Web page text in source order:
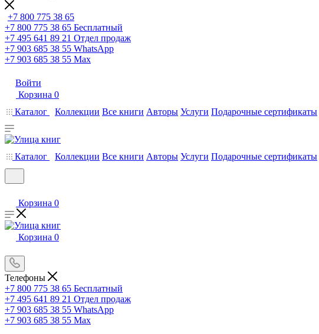
+7 800 775 38 65
+7 800 775 38 65 Бесплатный
+7 495 641 89 21 Отдел продаж
+7 903 685 38 55 WhatsApp
+7 903 685 38 55 Max
Войти
Корзина 0
Каталог
Коллекции Все книги Авторы Услуги Подарочные сертификаты
Каталог Коллекции Все книги Авторы Услуги Подарочные сертификаты
Корзина 0
Корзина 0
Телефоны
+7 800 775 38 65 Бесплатный
+7 495 641 89 21 Отдел продаж
+7 903 685 38 55 WhatsApp
+7 903 685 38 55 Max